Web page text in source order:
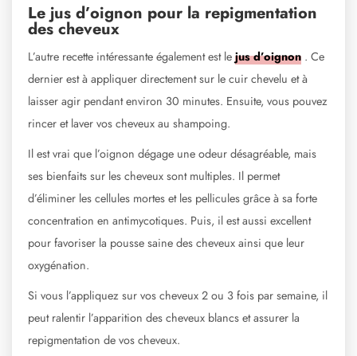
Le jus d’oignon pour la repigmentation
des cheveux
L’autre recette intéressante également est le jus d’oignon . Ce
dernier est à appliquer directement sur le cuir chevelu et à
laisser agir pendant environ 30 minutes. Ensuite, vous pouvez
rincer et laver vos cheveux au shampoing.
Il est vrai que l’oignon dégage une odeur désagréable, mais
ses bienfaits sur les cheveux sont multiples. Il permet
d’éliminer les cellules mortes et les pellicules grâce à sa forte
concentration en antimycotiques. Puis, il est aussi excellent
pour favoriser la pousse saine des cheveux ainsi que leur
oxygénation.
Si vous l’appliquez sur vos cheveux 2 ou 3 fois par semaine, il
peut ralentir l’apparition des cheveux blancs et assurer la
repigmentation de vos cheveux.